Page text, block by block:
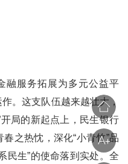
服务拓展为多元公益平
。这支队伍越来越壮大，
局的新起点上，民生银行
之热忱，深化“小青竹”品
民生”的使命落到实处。全